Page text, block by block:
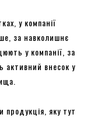
у компанії
за навколишнє
у компанії, за
активний внесок у
продукція, яку тут